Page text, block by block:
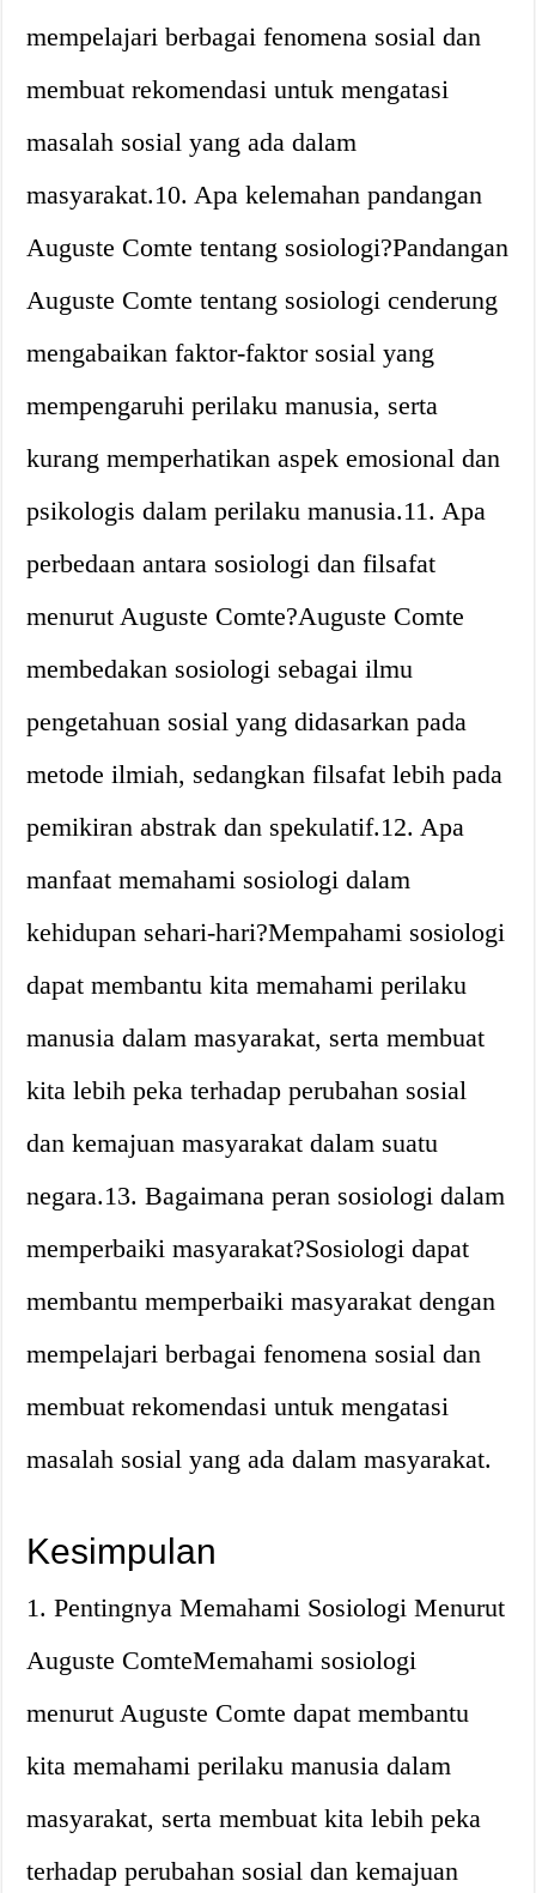
mempelajari berbagai fenomena sosial dan
membuat rekomendasi untuk mengatasi
masalah sosial yang ada dalam
masyarakat.10. Apa kelemahan pandangan
Auguste Comte tentang sosiologi?Pandangan
Auguste Comte tentang sosiologi cenderung
mengabaikan faktor-faktor sosial yang
mempengaruhi perilaku manusia, serta
kurang memperhatikan aspek emosional dan
psikologis dalam perilaku manusia.11. Apa
perbedaan antara sosiologi dan filsafat
menurut Auguste Comte?Auguste Comte
membedakan sosiologi sebagai ilmu
pengetahuan sosial yang didasarkan pada
metode ilmiah, sedangkan filsafat lebih pada
pemikiran abstrak dan spekulatif.12. Apa
manfaat memahami sosiologi dalam
kehidupan sehari-hari?Mempahami sosiologi
dapat membantu kita memahami perilaku
manusia dalam masyarakat, serta membuat
kita lebih peka terhadap perubahan sosial
dan kemajuan masyarakat dalam suatu
negara.13. Bagaimana peran sosiologi dalam
memperbaiki masyarakat?Sosiologi dapat
membantu memperbaiki masyarakat dengan
mempelajari berbagai fenomena sosial dan
membuat rekomendasi untuk mengatasi
masalah sosial yang ada dalam masyarakat.
Kesimpulan
1. Pentingnya Memahami Sosiologi Menurut
Auguste ComteMemahami sosiologi
menurut Auguste Comte dapat membantu
kita memahami perilaku manusia dalam
masyarakat, serta membuat kita lebih peka
terhadap perubahan sosial dan kemajuan